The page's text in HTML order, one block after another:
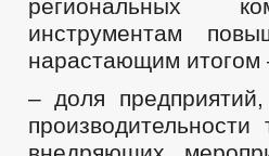
региональных
инструментам
нарастающим итогом
– доля